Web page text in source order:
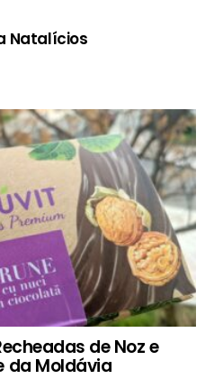
Natalícios
de Noz e
da Moldávia